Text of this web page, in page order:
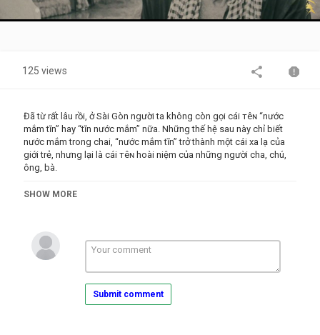
Video
125 views
Đã từ rất lâu rồi, ở Sài Gòn người ta không còn gọi cái тêɴ “nước
mắm tĩn” hay “tĩn nước mắm” nữa. Những thế hệ sau này chỉ biết
nước mắm trong chai, “nước mắm tĩn” trở thành một cái xa lạ của
giới trẻ, nhưng lại là cái тêɴ hoài niệm của những người cha, chú,
ông, bà.
Tên gọi “nước mắm Tĩn” xuất phát từ gần 300 trăm năm trước khi
vào cái tĩn gốm (bình gốm) chở ghe bầu bán chạy nhất Việt Nam
ngày xưa. Do rất sánh đặc thịt cá, nên một chai nước mắm Tĩn về
nguyên tắc có тнể làm ra 3 đến 4 chai nước mắm thông thường.
https://gocxua.net/sai-gon-xua/18686.html?
SHOW MORE
Submit comment